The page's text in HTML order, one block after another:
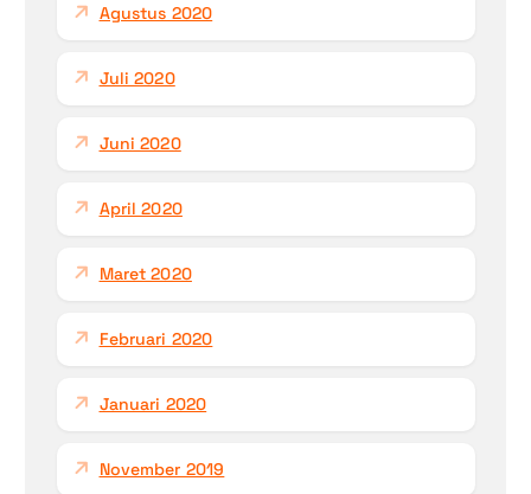
Agustus 2020
Juli 2020
Juni 2020
April 2020
Maret 2020
Februari 2020
Januari 2020
November 2019